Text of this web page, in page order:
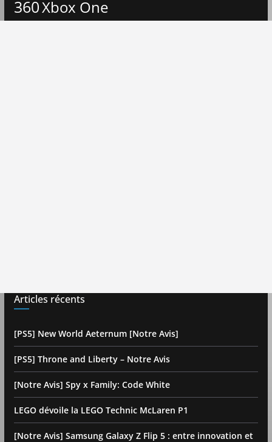
360Xbox One
Articles récents
[PS5] New World Aeternum [Notre Avis]
[PS5] Throne and Liberty – Notre Avis
[Notre Avis] Spy x Family: Code White
LEGO dévoile la LEGO Technic McLaren P1
[Notre Avis] Samsung Galaxy Z Flip 5 : entre innovation et